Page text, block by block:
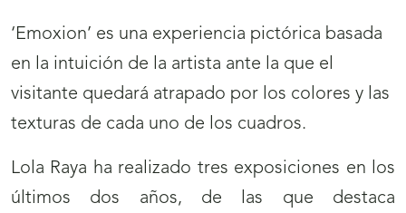
‘Emoxion’ es una experiencia pictórica basada
en la intuición de la artista ante la que el
visitante quedará atrapado por los colores y las
texturas de cada uno de los cuadros.
Lola Raya ha realizado tres exposiciones en los
últimos dos años, de las que destaca